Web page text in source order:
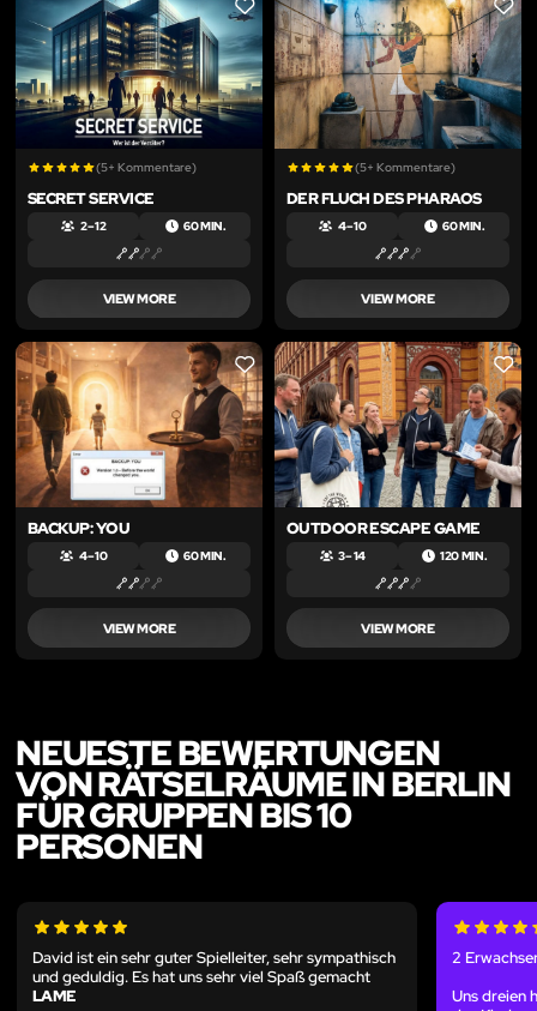
LIKE
(5+ Kommentare)
SECRET SERVICE
2 – 12 60 MIN.
VIEW MORE
LIKE
(5+ Kommentare)
DER FLUCH DES PHARAOS
4 – 10 60 MIN.
VIEW MORE
LIKE
BACKUP: YOU
4 – 10 60 MIN.
VIEW MORE
LIKE
OUTDOOR ESCAPE GAME
3 – 14 120 MIN.
VIEW MORE
NEUESTE BEWERTUNGEN
VON RÄTSELRÄUME IN BERLIN
FÜR GRUPPEN BIS 10
PERSONEN
David ist ein sehr guter Spielleiter, sehr sympathisch
und geduldig. Es hat uns sehr viel Spaß gemacht
LAME
2
Uns dreien